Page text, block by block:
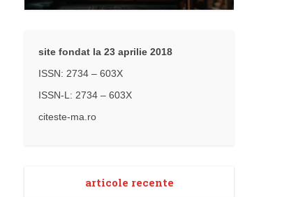
site fondat la 23 aprilie 2018
ISSN: 2734 – 603X
ISSN-L: 2734 – 603X
citeste-ma.ro
articole recente